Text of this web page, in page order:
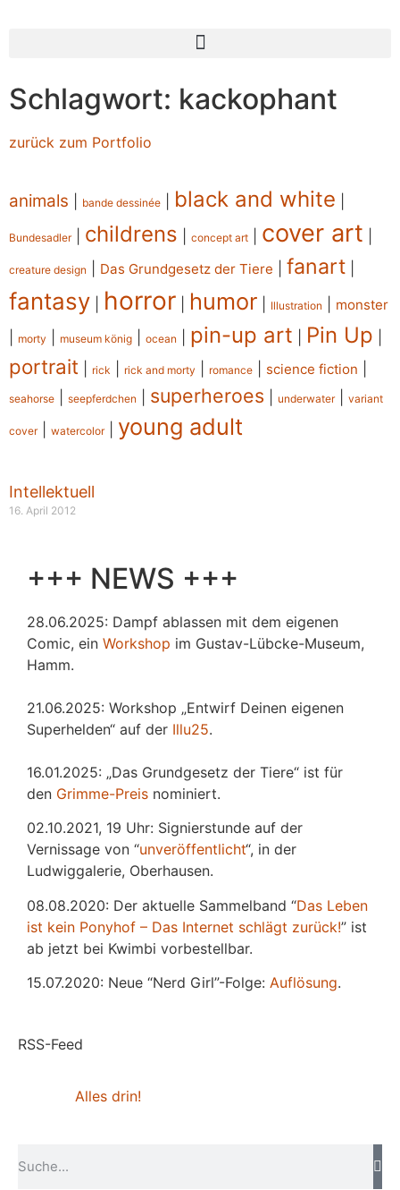
Schlagwort: kackophant
zurück zum Portfolio
animals bande dessinée black and white
Bundesadler| childrens concept art cover art
creature design Das Grundgesetz der Tiere fanart
fantasy horror humor Illustration monster
morty museum könig ocean pin-up art Pin Up
portrait rick rick and morty romance science fiction
seahorse seepferdchen superheroes underwater| variant
cover| watercolor| young adult
Intellektuell
16. April 2012
+++ NEWS +++
28.06.2025: Dampf ablassen mit dem eigenen
Comic, ein Workshop im Gustav-Lübcke-Museum,
Hamm.
21.06.2025: Workshop „Entwirf Deinen eigenen
Superhelden“ auf der Illu25.
16.01.2025: „Das Grundgesetz der Tiere“ ist für
den Grimme-Preis nominiert.
02.10.2021, 19 Uhr: Signierstunde auf der
Vernissage von “unveröffentlicht“, in der
Ludwiggalerie, Oberhausen.
08.08.2020: Der aktuelle Sammelband “Das Leben
ist kein Ponyhof – Das Internet schlägt zurück!” ist
ab jetzt bei Kwimbi vorbestellbar.
15.07.2020: Neue “Nerd Girl”-Folge: Auflösung.
RSS-Feed
Alles drin!